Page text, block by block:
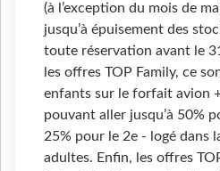
(à l’exception du mois de
jusqu’à épuisement des
toute réservation avant le
les offres TOP Family, ce
enfants sur le forfait avion
pouvant aller jusqu’à 50%
25% pour le 2e - logé dans
adultes. Enfin, les offres